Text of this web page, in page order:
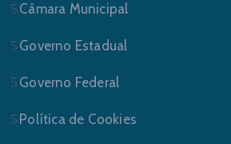
Câmara Municipal
Governo Estadual
Governo Federal
Política de Cookies